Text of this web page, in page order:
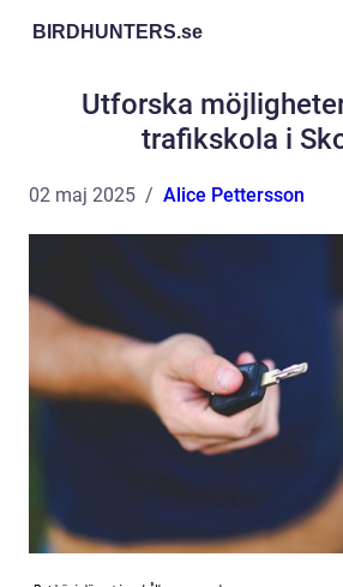
BIRDHUNTERS.se
Utforska
trafikskola i
02 maj 2025 Alice Pettersson